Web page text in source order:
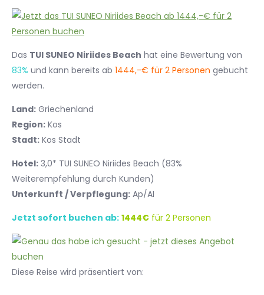
Das TUI SUNEO Niriides Beach hat eine Bewertung von
83% und kann bereits ab 1444,-€ für 2 Personen gebucht
werden.
Land: Griechenland
Region: Kos
Stadt: Kos Stadt
Hotel: 3,0* TUI SUNEO Niriides Beach (83%
Weiterempfehlung durch Kunden)
Unterkunft / Verpflegung: Ap/AI
Jetzt sofort buchen ab: 1444€ für 2 Personen
Diese Reise wird präsentiert von: